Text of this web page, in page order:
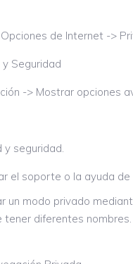
de Internet ->
Seguridad
-> Mostrar opciones
y seguridad.
el soporte o la ayuda
un modo privado
diferentes